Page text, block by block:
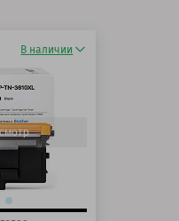
В наличии